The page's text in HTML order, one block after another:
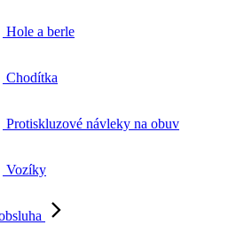
Hole a berle
Chodítka
Protiskluzové návleky na obuv
Vozíky